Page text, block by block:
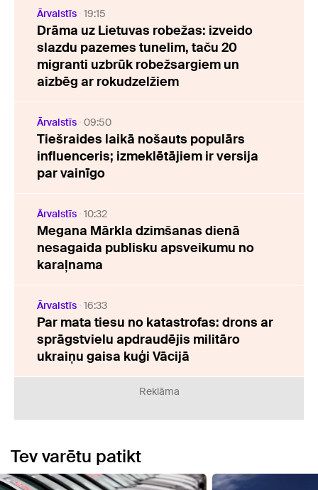
Ārvalstīs 19:15
Drāma uz Lietuvas robežas: izveido
slazdu pazemes tunelim, taču 20
migranti uzbrūk robežsargiem un
aizbēg ar rokudzelžiem
Ārvalstīs 09:50
Tiešraides laikā nošauts populārs
influenceris; izmeklētājiem ir versija
par vainīgo
Ārvalstīs 10:32
Megana Mārkla dzimšanas dienā
nesagaida publisku apsveikumu no
karaļnama
Ārvalstīs 16:33
Par mata tiesu no katastrofas: drons ar
sprāgstvielu apdraudējis militāro
ukraiņu gaisa kuģi Vācijā
Reklāma
Tev varētu patikt